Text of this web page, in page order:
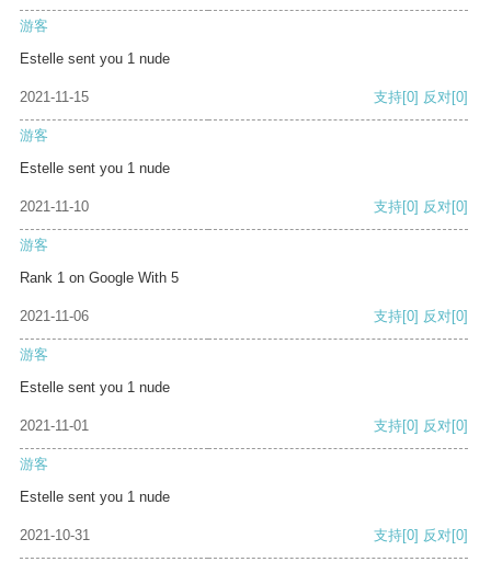
游客
Estelle sent you 1 nude
2021-11-15 支持[0] 反对[0]
游客
Estelle sent you 1 nude
2021-11-10 支持[0] 反对[0]
游客
Rank 1 on Google With 5
2021-11-06 支持[0] 反对[0]
游客
Estelle sent you 1 nude
2021-11-01 支持[0] 反对[0]
游客
Estelle sent you 1 nude
2021-10-31 支持[0] 反对[0]